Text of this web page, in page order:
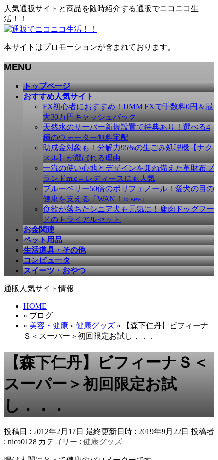
人気通販サイトと商品を随時紹介する通販でニコニコ生
活！！
本サイトはプロモーションが含まれております。
MENU
トップページ
おすすめ人気サイト
FX初心者におすすめ！DMM FXで手数料0円＆最
大30万円キャッシュバック
天然水のサーバー新規設置で特典あり！選べる4
種のウォーター無料宅配
助成金対象も！分解力95%の生ごみ処理機【ナク
スル】が選ばれる理由
一流の使い心地とデザインを兼ね備えた革財布ブ
ランドmic – レディースにも人気
ブルーベリー50倍のポリフェノール！愛犬の目の
健康を支える『WAN！to see』
食欲が落ちたシニア犬も元気に！鹿肉ドッグフー
ドのトライアルセット
お金関連
ペット用品
生活道具・その他
コンピュータ
スイーツ・おやつ
通販人気サイト情報
HOME
» ブログ
» 美容・健康 » 健康グッズ » 【森下仁丹】ビフィーナ
Ｓ＜スーパー＞初回限定お試し．．．
【森下仁丹】ビフィーナＳ＜
スーパー＞初回限定お試
し．．．
投稿日 : 2012年2月17日 最終更新日時 : 2019年9月22日 投稿者
: nico0128 カテゴリー : 健康グッズ